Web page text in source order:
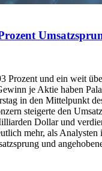
Prozent und ein weit
je Aktie haben
in den Mittelpunkt
steigerte den
Dollar und
mehr, als Analysten
und